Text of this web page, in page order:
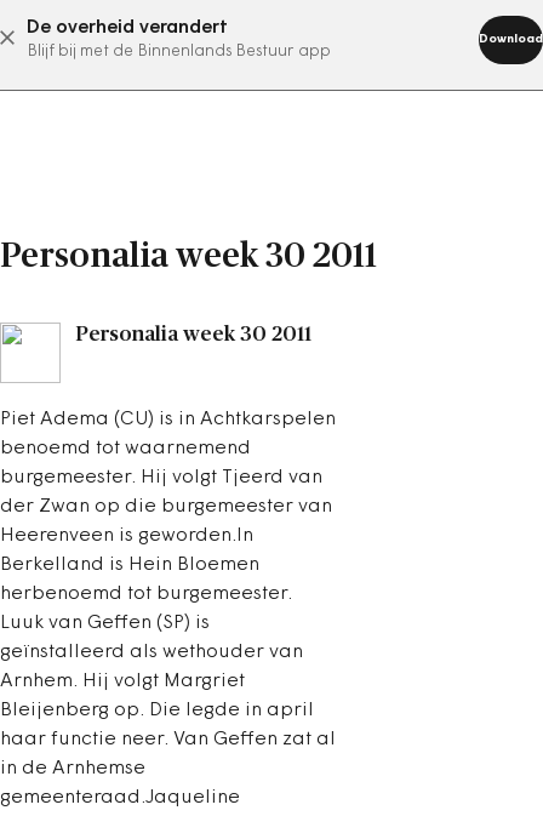
De overheid verandert
Blijf bij met de Binnenlands Bestuur app
Download
abonneer nu
Personalia week 30 2011
Personalia week 30 2011
Piet Adema (CU) is in Achtkarspelen
benoemd tot waarnemend
burgemeester. Hij volgt Tjeerd van
der Zwan op die burgemeester van
Heerenveen is geworden.In
Berkelland is Hein Bloemen
herbenoemd tot burgemeester.
Luuk van Geffen (SP) is
geïnstalleerd als wethouder van
Arnhem. Hij volgt Margriet
Bleijenberg op. Die legde in april
haar functie neer. Van Geffen zat al
in de Arnhemse
gemeenteraad.Jaqueline